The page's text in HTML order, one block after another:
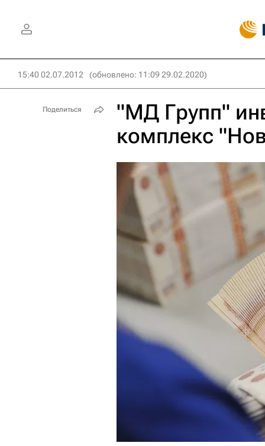
15:40 02.07.2012 (обновлено: 11:09 29.02.2020)
"МД Групп"
комплекс
Поделиться